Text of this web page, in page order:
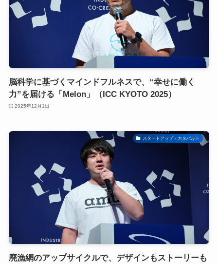
脳科学に基づくマインドフルネスで、“幸せに働く
力”を届ける「Melon」（ICC KYOTO 2025）
2025年12月1日
スタートアップ・カタパルト
廃漁網のアップサイクルで、デザインもストーリーも